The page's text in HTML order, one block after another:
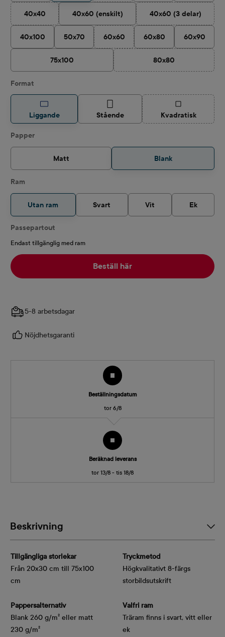
40x40
(Det här alternativet är för närvarande inte tillgängligt.)
40x60 (enskilt) 40x60 (3 delar)
(Det här
40x100 50x70 60x60
(Det här alternativet är för
60x80 60x90
75x100 80x80
(Det här alternativet
Välj
Format
Liggande Stående Kvadratisk
(Det här
Välj
Papper
Matt Blank
Ram
Utan ram Svart Vit Ek
Passepartout
Endast tillgänglig med ram
Beställ här
5-8 arbetsdagar
Nöjdhetsgaranti
Beställningsdatum
tor 6/8
Beräknad leverans
tor 13/8 - tis 18/8
Beskrivning
Tillgängliga storlekar
Från 20x30 cm till 75x100
cm
Pappersalternativ
Blank 260 g/m² eller matt
230 g/m²
Tryckmetod
Högkvalitativt 8-färgs
storbildsutskrift
Valfri ram
Träram finns i svart, vitt eller
ek